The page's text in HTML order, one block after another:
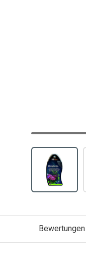
Bewertungen